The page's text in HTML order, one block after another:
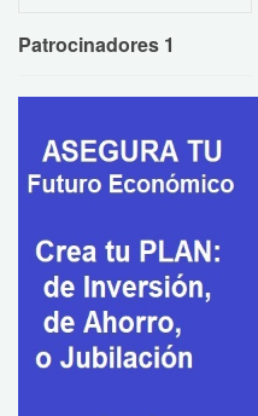
Patrocinadores 1